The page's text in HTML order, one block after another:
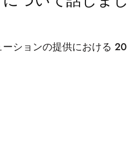
ションの提供における 20